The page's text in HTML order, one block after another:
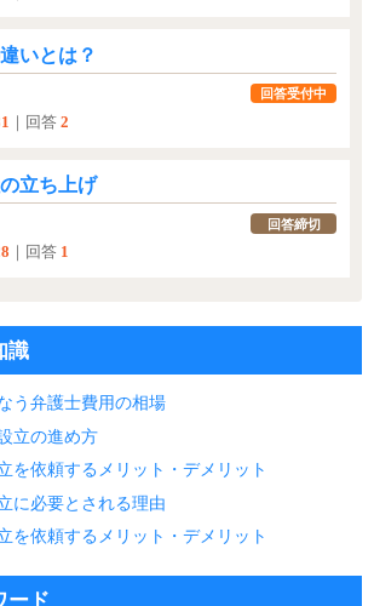
いとは？
｜回答 2
回答受付中
立ち上げ
｜回答 1
回答締切
識
う弁護士費用の相場
立の進め方
を依頼するメリット・デメリット
に必要とされる理由
を依頼するメリット・デメリット
ード